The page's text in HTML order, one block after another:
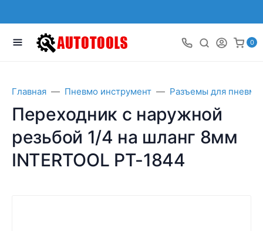
0
Главная Пневмо инструмент Разъемы для
Переходник с наружной
резьбой 1/4 на шланг 8мм
INTERTOOL PT-1844